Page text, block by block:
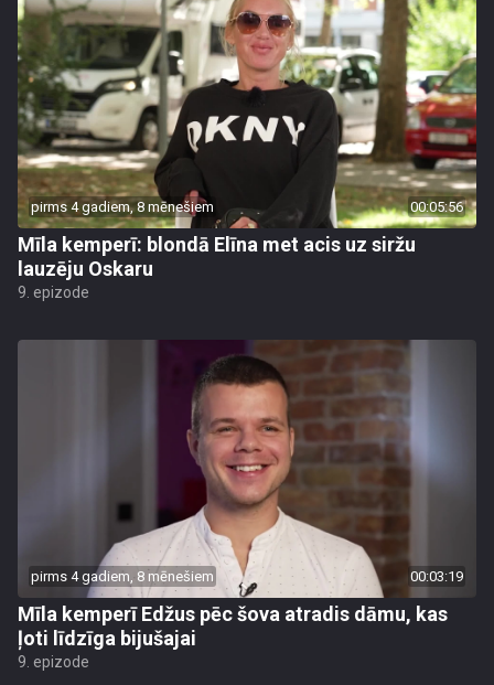
pirms 4 gadiem, 8 mēnešiem 00:05:56
Mīla kemperī: blondā Elīna met acis uz siržu
lauzēju Oskaru
9. epizode
pirms 4 gadiem, 8 mēnešiem 00:03:19
Mīla kemperī Edžus pēc šova atradis dāmu, kas
ļoti līdzīga bijušajai
9. epizode